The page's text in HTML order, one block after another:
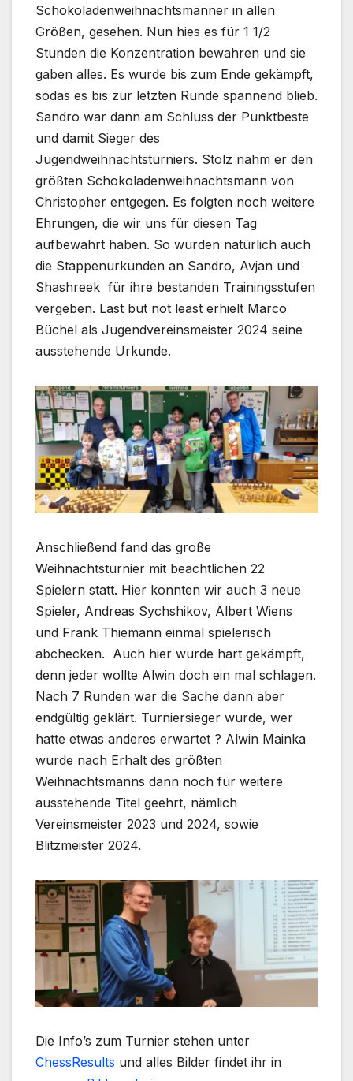
Schokoladenweihnachtsmänner in allen
Größen, gesehen. Nun hies es für 1 1/2
Stunden die Konzentration bewahren und sie
gaben alles. Es wurde bis zum Ende gekämpft,
sodas es bis zur letzten Runde spannend blieb.
Sandro war dann am Schluss der Punktbeste
und damit Sieger des
Jugendweihnachtsturniers. Stolz nahm er den
größten Schokoladenweihnachtsmann von
Christopher entgegen. Es folgten noch weitere
Ehrungen, die wir uns für diesen Tag
aufbewahrt haben. So wurden natürlich auch
die Stappenurkunden an Sandro, Avjan und
Shashreek für ihre bestanden Trainingsstufen
vergeben. Last but not least erhielt Marco
Büchel als Jugendvereinsmeister 2024 seine
ausstehende Urkunde.
Anschließend fand das große
Weihnachtsturnier mit beachtlichen 22
Spielern statt. Hier konnten wir auch 3 neue
Spieler, Andreas Sychshikov, Albert Wiens
und Frank Thiemann einmal spielerisch
abchecken. Auch hier wurde hart gekämpft,
denn jeder wollte Alwin doch ein mal schlagen.
Nach 7 Runden war die Sache dann aber
endgültig geklärt. Turniersieger wurde, wer
hatte etwas anderes erwartet ? Alwin Mainka
wurde nach Erhalt des größten
Weihnachtsmanns dann noch für weitere
ausstehende Titel geehrt, nämlich
Vereinsmeister 2023 und 2024, sowie
Blitzmeister 2024.
Die Info’s zum Turnier stehen unter
ChessResults und alles Bilder findet ihr in